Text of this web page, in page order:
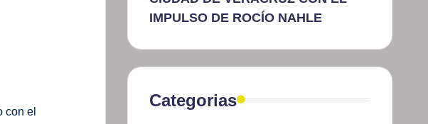
con el
IMPULSO DE ROCÍO NAHLE
Categorias